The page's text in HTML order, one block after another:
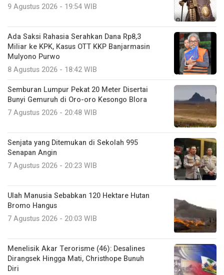
9 Agustus 2026 - 19:54 WIB
Ada Saksi Rahasia Serahkan Dana Rp8,3
Miliar ke KPK, Kasus OTT KKP Banjarmasin
Mulyono Purwo
8 Agustus 2026 - 18:42 WIB
Semburan Lumpur Pekat 20 Meter Disertai
Bunyi Gemuruh di Oro-oro Kesongo Blora
7 Agustus 2026 - 20:48 WIB
Senjata yang Ditemukan di Sekolah 995
Senapan Angin
7 Agustus 2026 - 20:23 WIB
Ulah Manusia Sebabkan 120 Hektare Hutan
Bromo Hangus
7 Agustus 2026 - 20:03 WIB
Menelisik Akar Terorisme (46): Desalines
Dirangsek Hingga Mati, Christhope Bunuh
Diri